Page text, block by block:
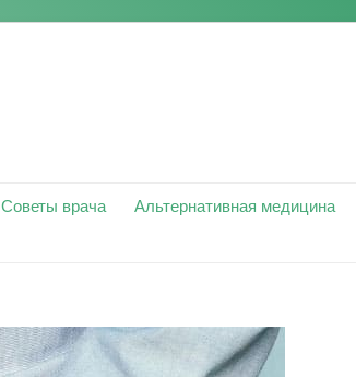
Советы врача
Альтернативная медицина